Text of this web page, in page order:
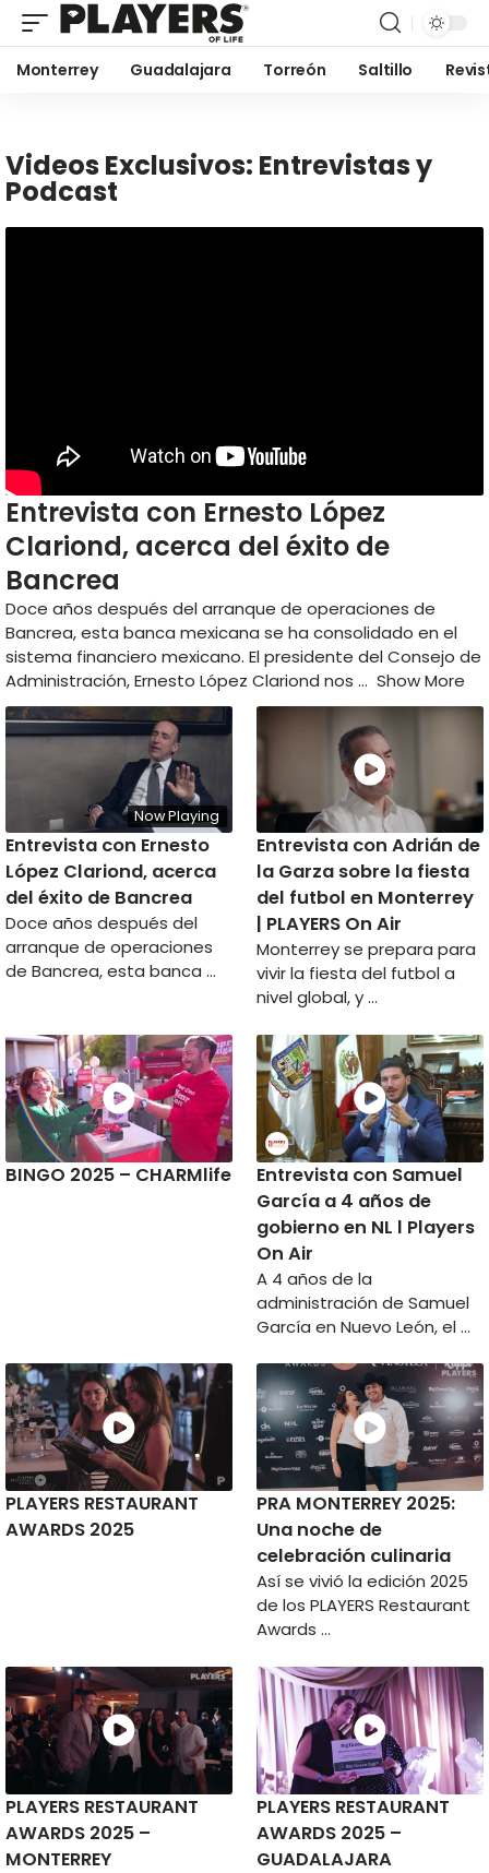
Monterrey Guadalajara Torreón Saltillo
Videos Exclusivos: Entrevistas y
Podcast
Entrevista con Ernesto López
Clariond, acerca del éxito de
Bancrea
Doce años después del arranque de operaciones de
Bancrea, esta banca mexicana se ha consolidado en el
sistema financiero mexicano. El presidente del Consejo de
Administración, Ernesto López Clariond nos … Show More
Now Playing
Entrevista con Ernesto
López Clariond, acerca
del éxito de Bancrea
Doce años después del
arranque de operaciones
de Bancrea, esta banca …
Entrevista con Adrián de
la Garza sobre la fiesta
del futbol en Monterrey
| PLAYERS On Air
Monterrey se prepara para
vivir la fiesta del futbol a
nivel global, y …
BINGO 2025 – CHARMlife
Entrevista con Samuel
García a 4 años de
gobierno en NL l Players
On Air
A 4 años de la
administración de Samuel
García en Nuevo León, el …
PLAYERS RESTAURANT
AWARDS 2025
PRA MONTERREY 2025:
Una noche de
celebración culinaria
Así se vivió la edición 2025
de los PLAYERS Restaurant
Awards …
PLAYERS RESTAURANT
AWARDS 2025 –
MONTERREY
PLAYERS RESTAURANT
AWARDS 2025 –
GUADALAJARA